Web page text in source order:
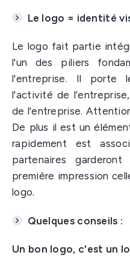
Le logo = identité
Le logo fait partie
l'un des piliers
l'entreprise. Il porte
l'activité de
de l'entreprise.
De plus il est un
rapidement est
partenaires
première impression
logo.
Quelques conseils :
Un bon logo, c'est un